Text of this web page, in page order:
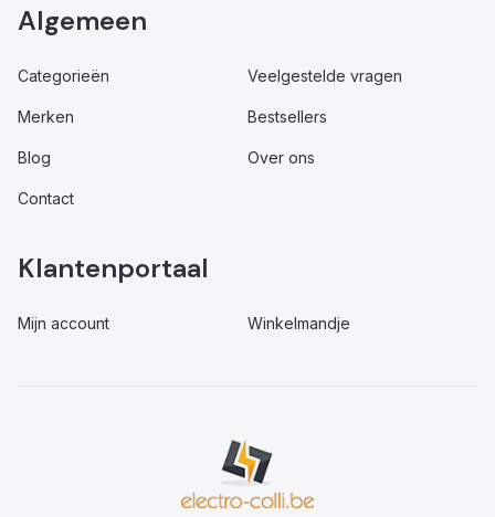
Algemeen
Categorieën Veelgestelde vragen
Merken Bestsellers
Blog Over ons
Contact
Klantenportaal
Mijn account Winkelmandje